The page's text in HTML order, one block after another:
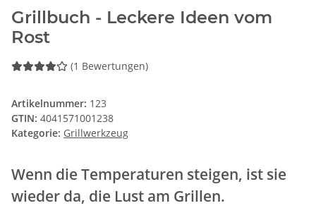
Grillbuch - Leckere Ideen vom
Rost
(1 Bewertungen)
Artikelnummer: 123
GTIN: 4041571001238
Kategorie: Grillwerkzeug
Wenn die Temperaturen steigen, ist sie
wieder da, die Lust am Grillen.